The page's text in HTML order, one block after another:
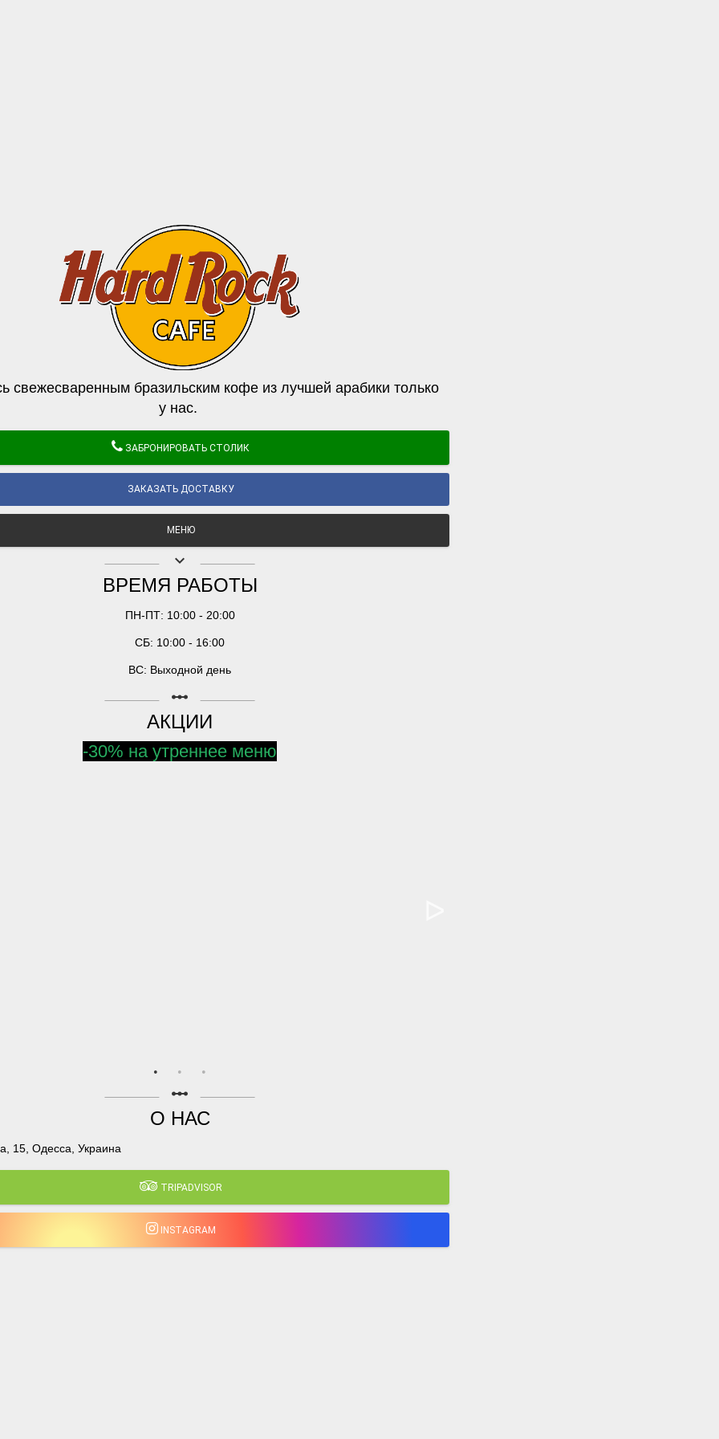
свежесваренным бразильским кофе из лучшей арабики только
у нас.
ЗАБРОНИРОВАТЬ СТОЛИК
ЗАКАЗАТЬ ДОСТАВКУ
МЕНЮ
keyboard_arrow_down
ВРЕМЯ РАБОТЫ
ПН-ПТ: 10:00 - 20:00
СБ: 10:00 - 16:00
ВС: Выходной день
linear_scale
АКЦИИ
-30% на утреннее меню
linear_scale
О НАС
15, Одесса, Украина
TRIPADVISOR
INSTAGRAM